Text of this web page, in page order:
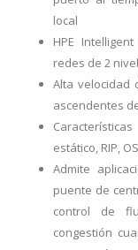
local
HPE
redes de 2
Alta velocidad
ascendentes
estático, RIP,
Admite
puente de
control de
congestión